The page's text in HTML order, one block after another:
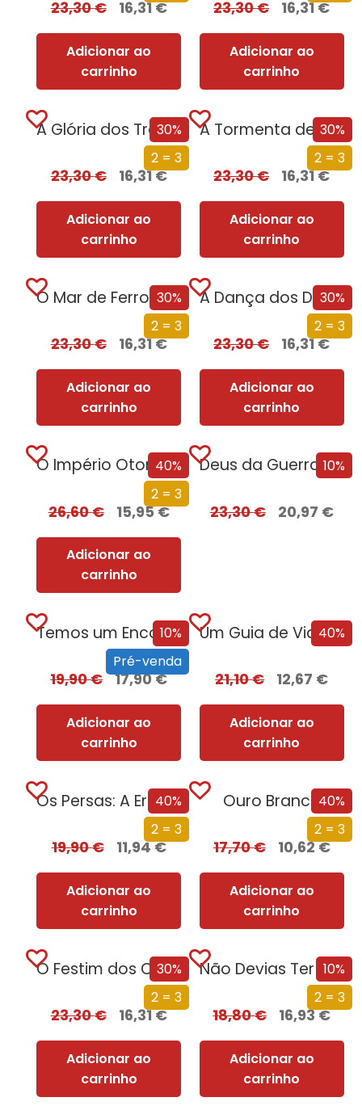
23,30€ 16,31€
Adicionar ao
carrinho
23,30€ 16,31€
Adicionar ao
carrinho
30%
2 = 3
A Glória dos Traidores (Edição especial limitada)
23,30€ 16,31€
Adicionar ao
carrinho
30%
2 = 3
A Tormenta de Espadas (Edição especial limitada)
23,30€ 16,31€
Adicionar ao
carrinho
30%
2 = 3
O Mar de Ferro (Edição especial limitada)
23,30€ 16,31€
Adicionar ao
carrinho
30%
2 = 3
A Dança dos Dragões (Edição especial limitada)
23,30€ 16,31€
Adicionar ao
carrinho
40%
2 = 3
O Império Otomano e a Conquista da Europa
26,60€ 15,95€
Adicionar ao
carrinho
10%
Deus da Guerra Edição com EDGES
23,30€ 20,97 €
10%
Pré-venda
Temos um Encontro (Outra Vez) – Edição com EDGES
19,90€ 17,90€
Adicionar ao
carrinho
40%
Um Guia de Viagem Pela Idade Média
21,10€ 12,67 €
Adicionar ao
carrinho
40%
2 = 3
Os Persas: A Era dos Grandes Reis
19,90€ 11,94€
Adicionar ao
carrinho
40%
2 = 3
Ouro Branco
17,70€ 10,62€
Adicionar ao
carrinho
30%
2 = 3
O Festim dos Corvos (Edição especial limitada)
23,30€ 16,31€
Adicionar ao
carrinho
10%
2 = 3
Não Devias Ter Vindo
18,80€ 16,93€
Adicionar ao
carrinho